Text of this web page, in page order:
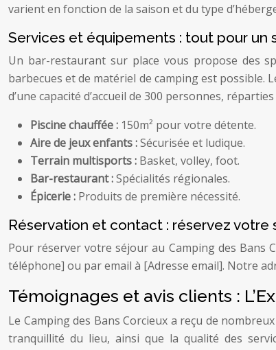
varient en fonction de la saison et du type
Services et équipements : tout pour
Un bar-restaurant sur place vous propose des
barbecues et de matériel de camping est possible.
d’une capacité d’accueil de 300 personnes,
Piscine chauffée : 150m² pour votre détente.
Aire de jeux enfants :Sécurisée et ludique.
Terrain multisports : Basket, volley, foot.
Bar-restaurant :Spécialités régionales.
Épicerie : Produits de première nécessité.
Réservation et contact : réservez votre
Pour réserver votre séjour au Camping des Bans
téléphone] ou par email à [Adresse email]. Notre
Témoignages et avis clients :
Le Camping des Bans Corcieux a reçu de
tranquillité du lieu, ainsi que la qualité des